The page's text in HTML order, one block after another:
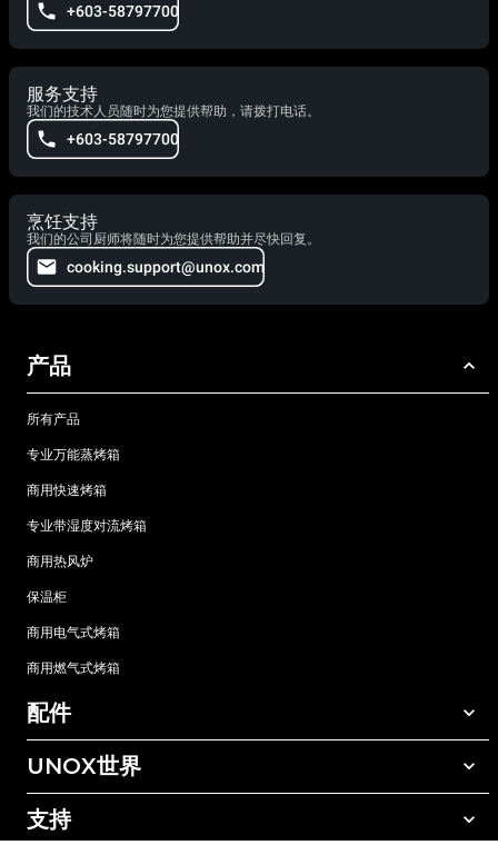
+603-58797700
服务支持
我们的技术人员随时为您提供帮助，请拨打电话。
+603-58797700
烹饪支持
我们的公司厨师将随时为您提供帮助并尽快回复。
cooking.support@unox.com
产品
所有产品
专业万能蒸烤箱
商用快速烤箱
专业带湿度对流烤箱
商用热风炉
保温柜
商用电气式烤箱
商用燃气式烤箱
配件
所有配件
手动清洗清洁剂
UNOX世界
我们在全球的办事处
支持